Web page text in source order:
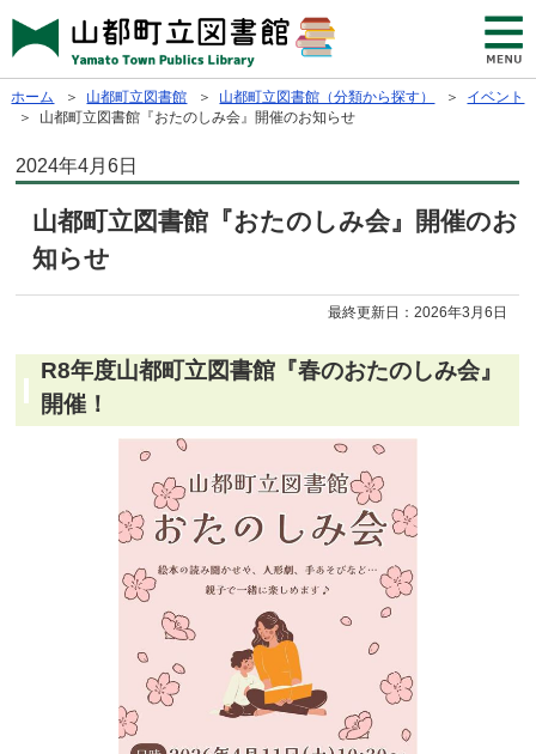
ホーム ＞ 山都町立図書館 ＞ 山都町立図書館（分類から探す） ＞ イベント
＞ 山都町立図書館『おたのしみ会』開催のお知らせ
2024年4月6日
山都町立図書館『おたのしみ会』開催のお
知らせ
最終更新日：2026年3月6日
R8年度山都町立図書館『春のおたのしみ会』
開催！